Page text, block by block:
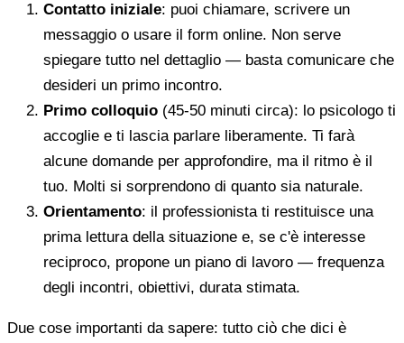
Contatto iniziale: puoi chiamare, scrivere un
messaggio o usare il form online. Non serve
spiegare tutto nel dettaglio — basta comunicare che
desideri un primo incontro.
Primo colloquio (45-50 minuti circa): lo psicologo ti
accoglie e ti lascia parlare liberamente. Ti farà
alcune domande per approfondire, ma il ritmo è il
tuo. Molti si sorprendono di quanto sia naturale.
Orientamento: il professionista ti restituisce una
prima lettura della situazione e, se c'è interesse
reciproco, propone un piano di lavoro — frequenza
degli incontri, obiettivi, durata stimata.
Due cose importanti da sapere: tutto ciò che dici è